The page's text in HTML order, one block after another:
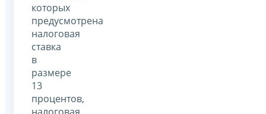
которых
предусмотрена
налоговая
ставка
в
размере
13
процентов,
налоговая